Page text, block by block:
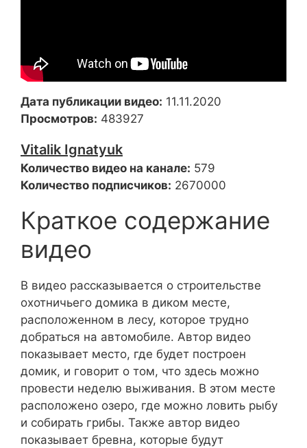
Дата публикации видео: 11.11.2020
Просмотров: 483927
Vitalik Ignatyuk
Количество видео на канале: 579
Количество подписчиков: 2670000
Краткое содержание
видео
В видео рассказывается о строительстве
охотничьего домика в диком месте,
расположенном в лесу, которое трудно
добраться на автомобиле. Автор видео
показывает место, где будет построен
домик, и говорит о том, что здесь можно
провести неделю выживания. В этом месте
расположено озеро, где можно ловить рыбу
и собирать грибы. Также автор видео
показывает бревна, которые будут